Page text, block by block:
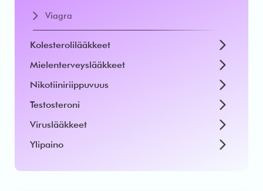
Viagra
Kolesterolilääkkeet
Mielenterveyslääkkeet
Nikotiiniriippuvuus
Testosteroni
Viruslääkkeet
Ylipaino